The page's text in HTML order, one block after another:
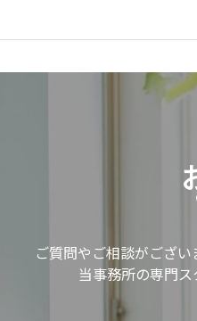
ご質問やご相談がござ
当事務所の専門ス